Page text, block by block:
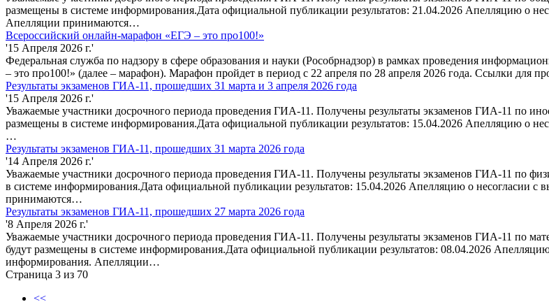
размещены в системе информирования.Дата официальной публикации результатов: 21.04.2026 Апелляцию о
Апелляции принимаются…
Всероссийский онлайн-марафон «ЕГЭ – это про100!»
'15 Апреля 2026 г.'
Федеральная служба по надзору в сфере образования и науки (Рособрнадзор) в рамках проведения
– это про100!» (далее – марафон). Марафон пройдет в период с 22 апреля по 28 апреля 2026 года. Ссылки для
Результаты экзаменов ГИА-11, прошедших 31 марта и 3 апреля 2026 года
'15 Апреля 2026 г.'
Уважаемые участники досрочного периода проведения ГИА-11. Получены результаты экзаменов ГИА-11 по
размещены в системе информирования.Дата официальной публикации результатов: 15.04.2026 Апелляцию о
…
Результаты экзаменов ГИА-11, прошедших 31 марта 2026 года
'14 Апреля 2026 г.'
Уважаемые участники досрочного периода проведения ГИА-11. Получены результаты экзаменов ГИА-11 по
в системе информирования.Дата официальной публикации результатов: 15.04.2026 Апелляцию о несогласии
принимаются…
Результаты экзаменов ГИА-11, прошедших 27 марта 2026 года
'8 Апреля 2026 г.'
Уважаемые участники досрочного периода проведения ГИА-11. Получены результаты экзаменов ГИА-11 по
будут размещены в системе информирования.Дата официальной публикации результатов: 08.04.2026
информирования. Апелляции…
Страница 3 из 70
<<